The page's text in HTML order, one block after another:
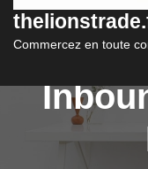
Commercez en toute